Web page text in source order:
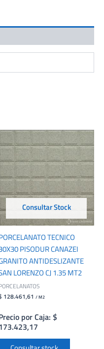
Consultar Stock
TECNICO
PISODUR CANAZEI
ANTIDESLIZANTE
LORENZO CJ 1.35 MT2
128.461,61 / M2
por Caja: $